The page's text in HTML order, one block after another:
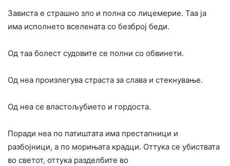
Зависта е страшно зло и полна со лицемерие. Таа ја
има исполнето вселената со безброј беди.
Од таа болест судовите се полни со обвинети.
Од неа произлегува страста за слава и стекнување.
Од неа се властољубието и гордоста.
Поради неа по патиштата има престапници и
разбојници, а по морињата крадци. Оттука се убиствата
во светот, оттука разделбите во